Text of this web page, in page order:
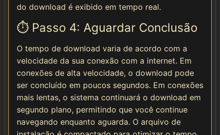
do download é exibido em tempo real.
⏱️ Passo 4: Aguardar Conclusão
O tempo de download varia de acordo com a
velocidade da sua conexão com a internet. Em
conexões de alta velocidade, o download pode
ser concluído em poucos segundos. Em conexões
mais lentas, o sistema continuará o download em
segundo plano, permitindo que você continue
navegando enquanto aguarda. O arquivo de